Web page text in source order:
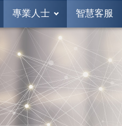
專業人士 智慧客服